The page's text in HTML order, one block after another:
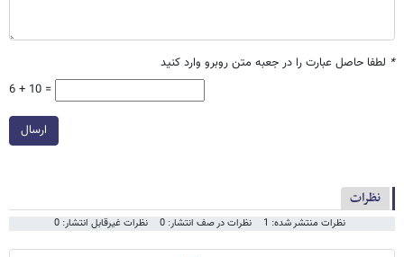
* لطفا حاصل عبارت را در جعبه متن روبرو وارد کنید
6 + 10 =
ارسال
نظرات
نظرات منتشر شده: 1 نظرات در صف انتشار: 0 نظرات غیرقابل انتشار: 0